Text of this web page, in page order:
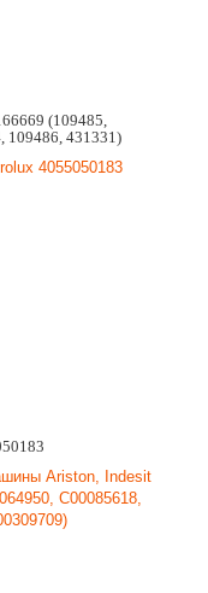
(109485,
109486, 431331)